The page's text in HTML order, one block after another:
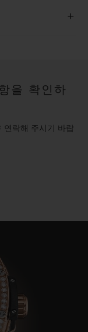
, 개인정보를 안
+
을 확인하
연락해 주시기 바랍